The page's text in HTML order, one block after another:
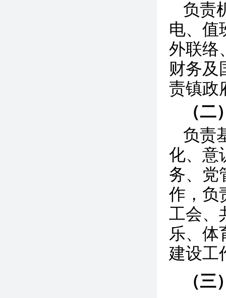
负责
电、值
外联络
财务及
责镇政
（
负责
化、意
务、党
作，负
工会、
乐、体
建设工
（